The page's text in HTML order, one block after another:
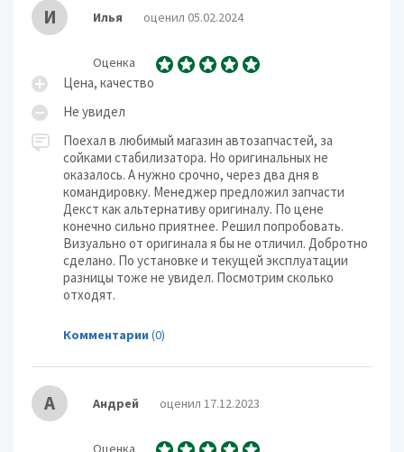
И Илья оценил 05.02.2024
Оценка
Цена, качество
Не увидел
Поехал в любимый магазин автозапчастей, за
сойками стабилизатора. Но оригинальных не
оказалось. А нужно срочно, через два дня в
командировку. Менеджер предложил запчасти
Декст как альтернативу оригиналу. По цене
конечно сильно приятнее. Решил попробовать.
Визуально от оригинала я бы не отличил. Добротно
сделано. По установке и текущей эксплуатации
разницы тоже не увидел. Посмотрим сколько
отходят.
Комментарии (0)
А Андрей оценил 17.12.2023
Оценка